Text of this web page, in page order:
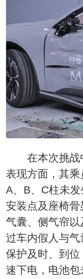
在本次挑
表现方面，其乘
A、B、C柱未
安装点及座椅
气囊、侧气帘
过车内假人与
保护及时、到
速下电，电池